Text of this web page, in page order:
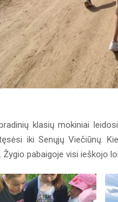
klasių mokiniai
iki Senųjų Viečiūnų.
Žygio pabaigoje visi ieškojo